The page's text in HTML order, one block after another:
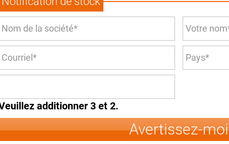
additionner 3 et 2.
Avertissez-moi